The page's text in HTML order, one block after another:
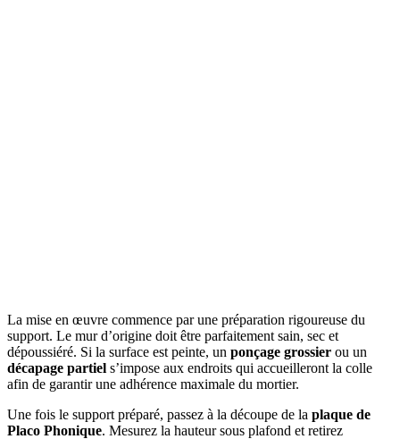
La mise en œuvre commence par une préparation rigoureuse du
support. Le mur d’origine doit être parfaitement sain, sec et
dépoussiéré. Si la surface est peinte, un ponçage grossier ou un
décapage partiel s’impose aux endroits qui accueilleront la colle
afin de garantir une adhérence maximale du mortier.
Une fois le support préparé, passez à la découpe de la plaque de
Placo Phonique. Mesurez la hauteur sous plafond et retirez